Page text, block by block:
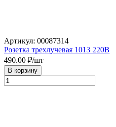
Артикул: 00087314
Розетка трехлучевая 1013 220В
490.00 ₽/шт
В корзину